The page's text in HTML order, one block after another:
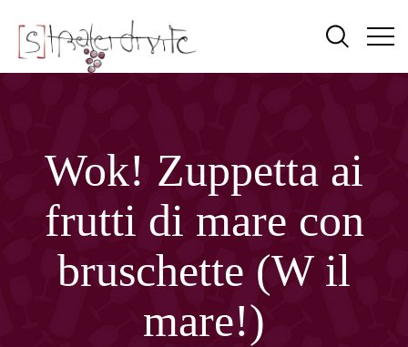
Wok! Zuppetta ai
frutti di mare con
bruschette (W il
mare!)